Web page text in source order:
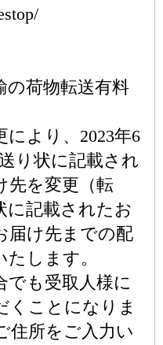
荷物転送有料
より、2023年6
り状に記載され
先を変更（転
に記載されたお
届け先までの配
します。
でも受取人様に
くことになりま
住所をご入力い